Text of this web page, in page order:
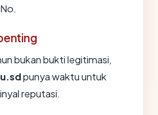
bukan bukti legitimasi,
punya waktu untuk
reputasi.